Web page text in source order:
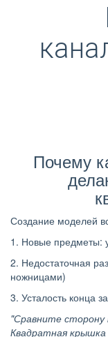
Почему
Создание моделей
1. Новые предметы:
2. Недостаточная
ножницами)
3. Усталость конца
"Сравните сторону
Квадратная